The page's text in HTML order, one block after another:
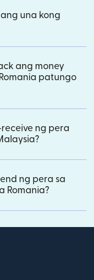
una kong
ang money
patungo
ng pera
ng pera sa
Romania?